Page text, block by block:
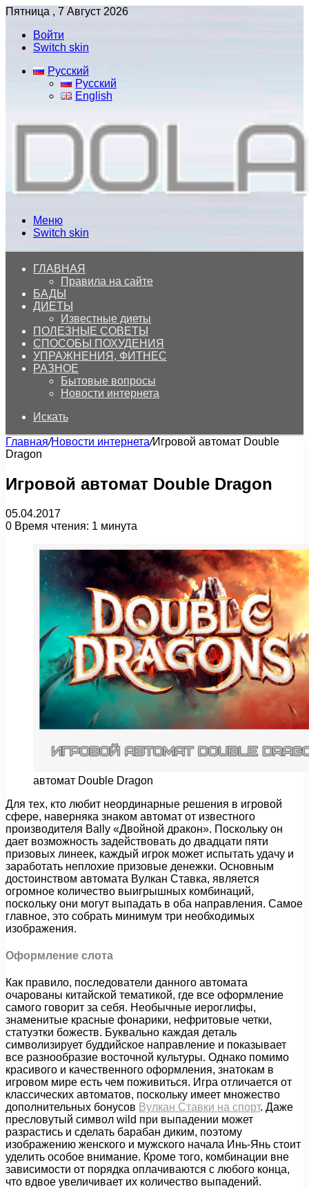
Пятница , 7 Август 2026
Войти
Switch skin
Русский
Русский
English
Меню
Switch skin
ГЛАВНАЯ
Правила на сайте
БАДЫ
ДИЕТЫ
Известные диеты
ПОЛЕЗНЫЕ СОВЕТЫ
СПОСОБЫ ПОХУДЕНИЯ
УПРАЖНЕНИЯ, ФИТНЕС
РАЗНОЕ
Бытовые вопросы
Новости интернета
Искать
Главная/Новости интернета/Игровой автомат Double
Dragon
Игровой автомат Double Dragon
05.04.2017
0 Время чтения: 1 минута
автомат Double Dragon
Для тех, кто любит неординарные решения в игровой
сфере, наверняка знаком автомат от известного
производителя Bally «Двойной дракон». Поскольку он
дает возможность задействовать до двадцати пяти
призовых линеек, каждый игрок может испытать удачу и
заработать неплохие призовые денежки. Основным
достоинством автомата Вулкан Ставка, является
огромное количество выигрышных комбинаций,
поскольку они могут выпадать в оба направления. Самое
главное, это собрать минимум три необходимых
изображения.
Оформление слота
Как правило, последователи данного автомата
очарованы китайской тематикой, где все оформление
самого говорит за себя. Необычные иероглифы,
знаменитые красные фонарики, нефритовые четки,
статуэтки божеств. Буквально каждая деталь
символизирует буддийское направление и показывает
все разнообразие восточной культуры. Однако помимо
красивого и качественного оформления, знатокам в
игровом мире есть чем поживиться. Игра отличается от
классических автоматов, поскольку имеет множество
дополнительных бонусов Вулкан Ставки на спорт. Даже
пресловутый символ wild при выпадении может
разрастись и сделать барабан диким, поэтому
изображению женского и мужского начала Инь-Янь стоит
уделить особое внимание. Кроме того, комбинации вне
зависимости от порядка оплачиваются с любого конца,
что вдвое увеличивает их количество выпадений.